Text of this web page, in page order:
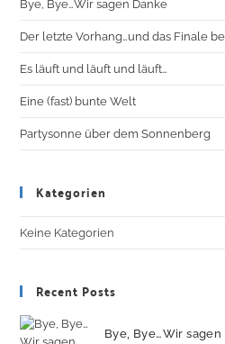
Bye, Bye…Wir sagen Danke
Der letzte Vorhang…und das Finale
Es läuft und läuft und läuft…
Eine (fast) bunte Welt
Partysonne über dem Sonnenberg
Kategorien
Keine Kategorien
Recent Posts
Bye, Bye…Wir sagen